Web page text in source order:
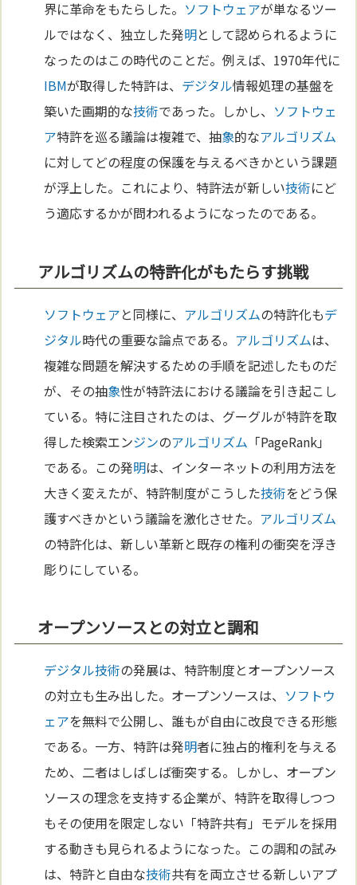
界に革命をもたらした。 ソフトウェアが単なるツー
ルではなく、独立した発明として認められるように
なったのはこの時代のことだ。例えば、1970年代に
IBMが取得した特許は、 デジタル情報処理の基盤を
築いた画期的な技術であった。しかし、 ソフトウェ
ア特許を巡る議論は複雑で、抽象的なアルゴリズム
に対してどの程度の保護を与えるべきかという課題
が浮上した。これにより、特許法が新しい技術にど
う適応するかが問われるようになったのである。
アルゴリズムの特許化がもたらす挑戦
ソフトウェアと同様に、 アルゴリズムの特許化もデ
ジタル時代の重要な論点である。 アルゴリズムは、
複雑な問題を解決するための手順を記述したものだ
が、その抽象性が特許法における議論を引き起こし
ている。特に注目されたのは、グーグルが特許を取
得した検索エンジンのアルゴリズム 「PageRank」
である。この発明は、インターネットの利用方法を
大きく変えたが、特許制度がこうした技術をどう保
護すべきかという議論を激化させた。 アルゴリズム
の特許化は、新しい革新と既存の権利の衝突を浮き
彫りにしている。
オープンソースとの対立と調和
デジタル技術の発展は、特許制度とオープンソース
の対立も生み出した。オープンソースは、 ソフトウ
ェアを無料で公開し、誰もが自由に改良できる形態
である。一方、特許は発明者に独占的権利を与える
ため、二者はしばしば衝突する。しかし、オープン
ソースの理念を支持する企業が、特許を取得しつつ
もその使用を限定しない「特許共有」モデルを採用
する動きも見られるようになった。この調和の試み
は、特許と自由な技術共有を両立させる新しいアプ